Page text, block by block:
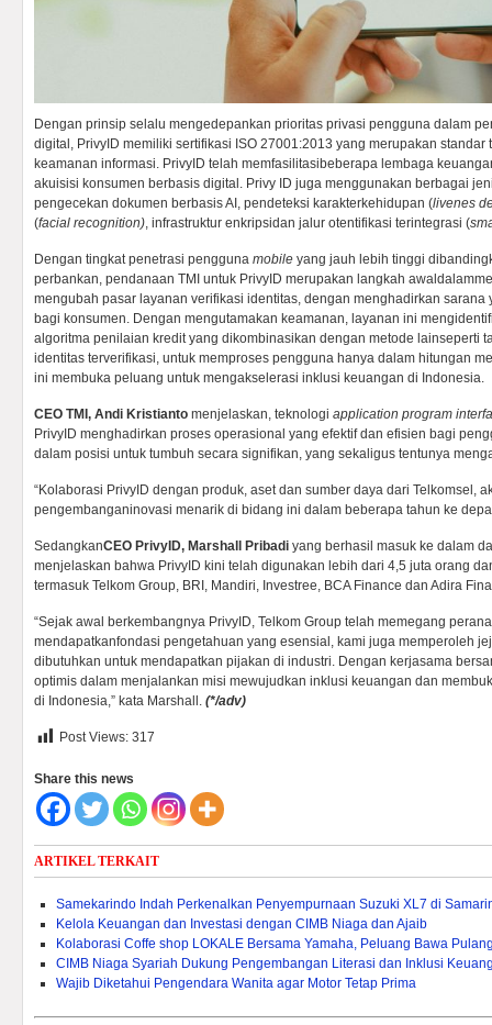
Dengan prinsip selalu mengedepankan prioritas privasi pengguna dalam
digital, PrivyID memiliki sertifikasi ISO 27001:2013 yang merupakan
keamanan informasi. PrivyID telah memfasilitasibeberapa lembaga
akuisisi konsumen berbasis digital. Privy ID juga menggunakan berbagai
pengecekan dokumen berbasis AI, pendeteksi karakterkehidupan (livenes
(facial recognition), infrastruktur enkripsidan jalur otentifikasi terintegrasi (
Dengan tingkat penetrasi pengguna mobile yang jauh lebih tinggi
perbankan, pendanaan TMI untuk PrivyID merupakan langkah
mengubah pasar layanan verifikasi identitas, dengan menghadirkan sarana
bagi konsumen. Dengan mengutamakan keamanan, layanan ini
algoritma penilaian kredit yang dikombinasikan dengan metode lainseperti
identitas terverifikasi, untuk memproses pengguna hanya dalam hitungan
ini membuka peluang untuk mengakselerasi inklusi keuangan di Indonesia.
CEO TMI, Andi Kristianto menjelaskan, teknologi application program
PrivyID menghadirkan proses operasional yang efektif dan efisien bagi
dalam posisi untuk tumbuh secara signifikan, yang sekaligus tentunya
“Kolaborasi PrivyID dengan produk, aset dan sumber daya dari Telkomsel,
pengembanganinovasi menarik di bidang ini dalam beberapa tahun ke
SedangkanCEO PrivyID, Marshall Pribadi yang berhasil masuk ke dalam
menjelaskan bahwa PrivyID kini telah digunakan lebih dari 4,5 juta orang
termasuk Telkom Group, BRI, Mandiri, Investree, BCA Finance dan Adira
“Sejak awal berkembangnya PrivyID, Telkom Group telah memegang
mendapatkanfondasi pengetahuan yang esensial, kami juga memperoleh
dibutuhkan untuk mendapatkan pijakan di industri. Dengan kerjasama
optimis dalam menjalankan misi mewujudkan inklusi keuangan dan
di Indonesia,” kata Marshall. (*/adv)
Post Views: 317
Share this news
ARTIKEL TERKAIT
Samekarindo Indah Perkenalkan Penyempurnaan Suzuki XL7 di
Kelola Keuangan dan Investasi dengan CIMB Niaga dan Ajaib
Kolaborasi Coffe shop LOKALE Bersama Yamaha, Peluang Bawa
CIMB Niaga Syariah Dukung Pengembangan Literasi dan Inklusi
Wajib Diketahui Pengendara Wanita agar Motor Tetap Prima